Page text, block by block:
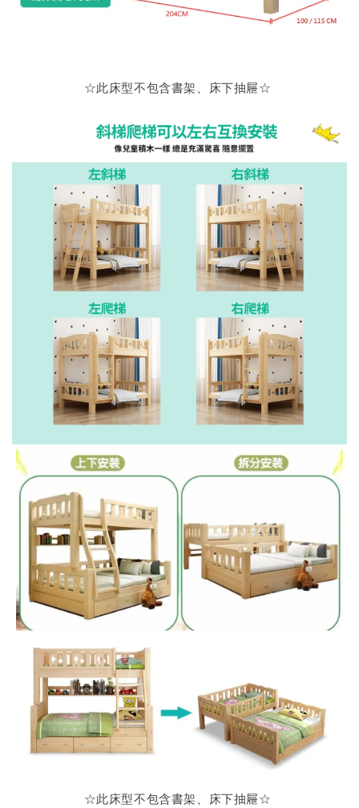
☆此床型不包含書架、床下抽屜☆
☆此床型不包含書架、床下抽屜☆